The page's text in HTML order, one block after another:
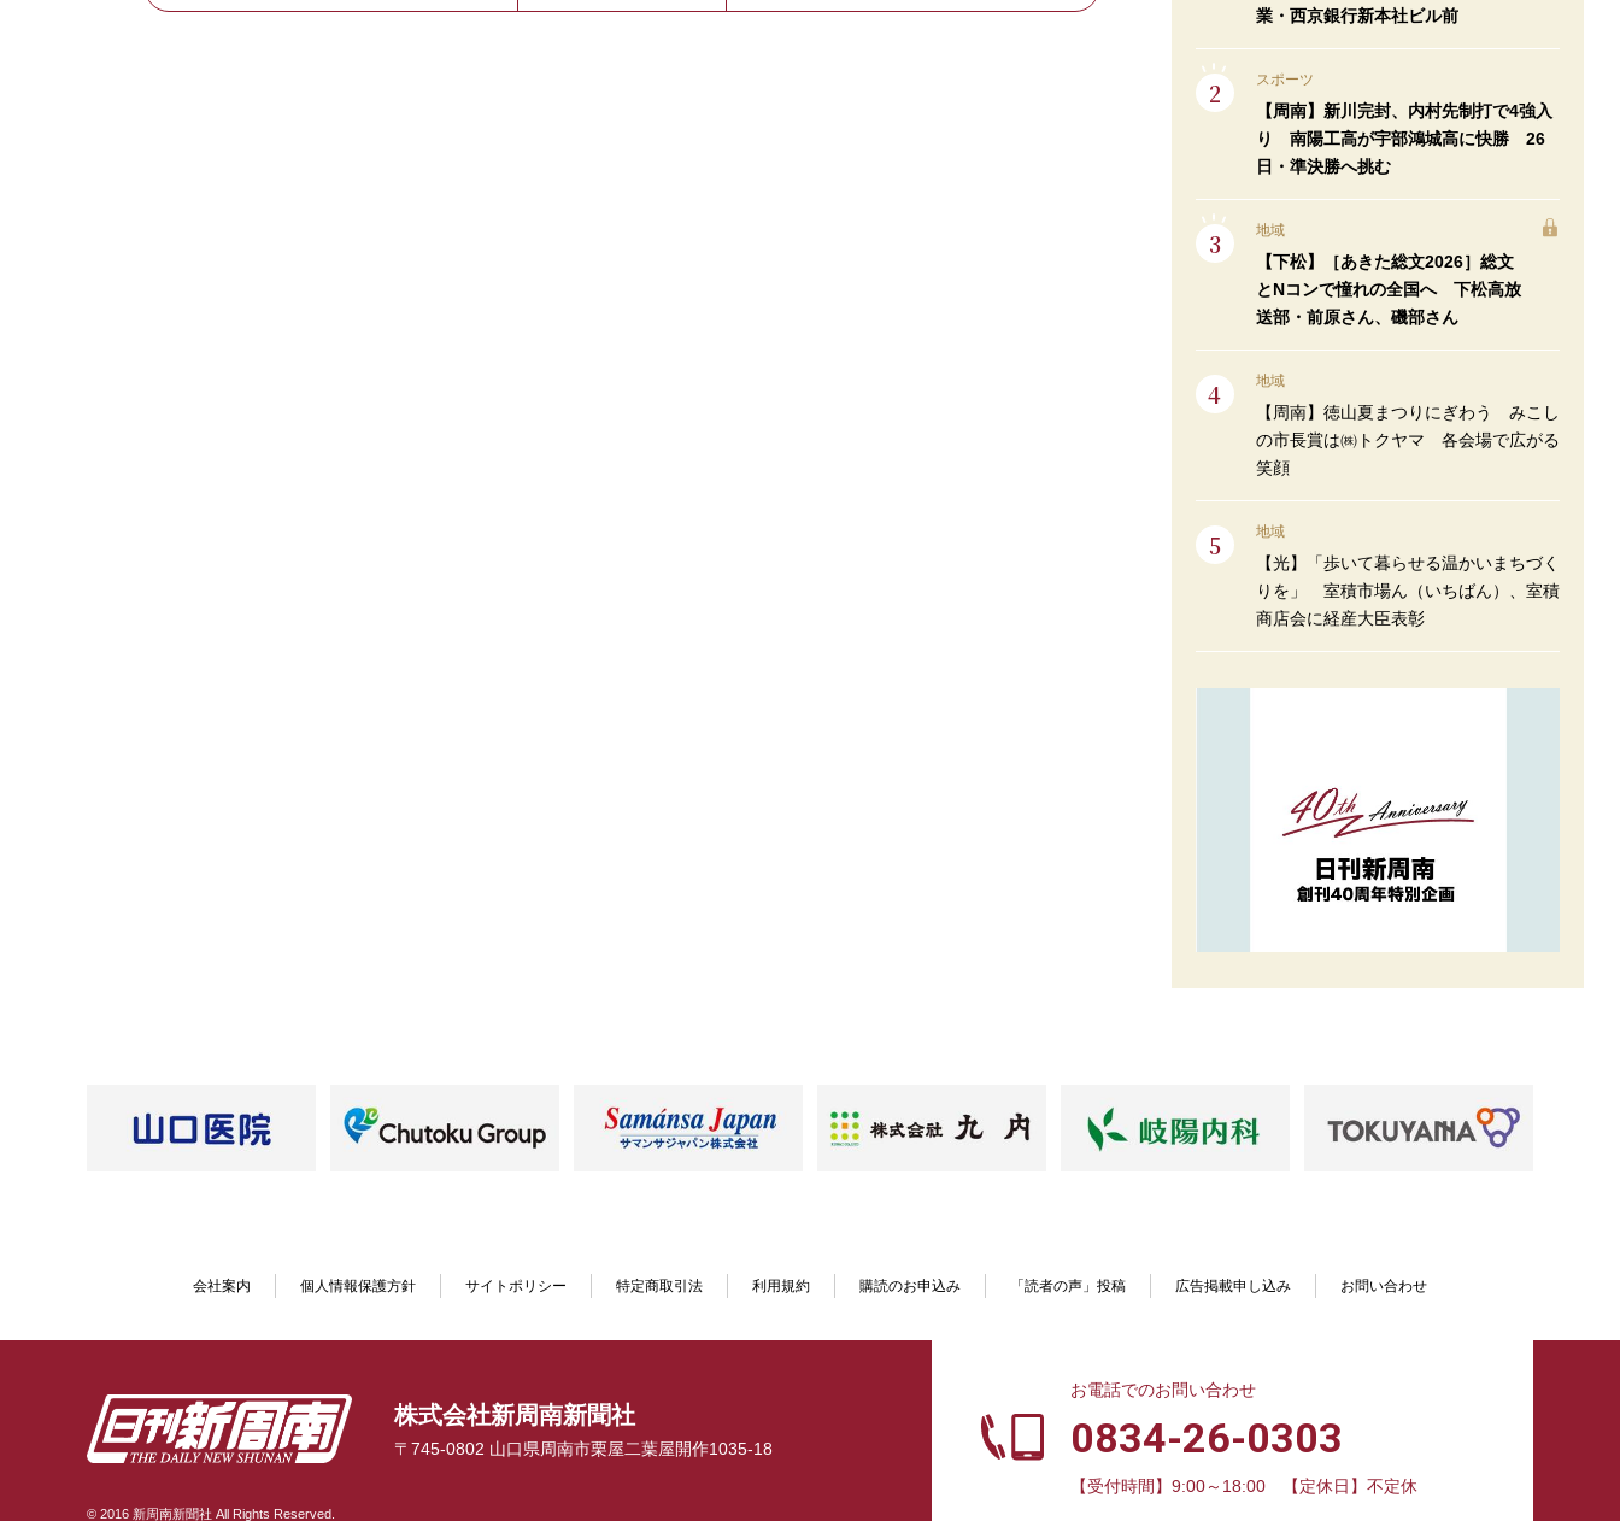
業・西京銀行新本社ビル前
スポーツ
【周南】新川完封、内村先制打で4強入
り 南陽工高が宇部鴻城高に快勝 26
日・準決勝へ挑む
地域
【下松】［あきた総文2026］総文
とNコンで憧れの全国へ 下松高放
送部・前原さん、磯部さん
地域
【周南】徳山夏まつりにぎわう みこし
の市長賞は㈱トクヤマ 各会場で広がる
笑顔
地域
【光】「歩いて暮らせる温かいまちづく
りを」 室積市場ん（いちばん）、室積
商店会に経産大臣表彰
会社案内 個人情報保護方針 サイトポリシー 特定商取引法 利用規約 購読のお申込み 「読者の声」投稿 広告掲載申し込み お問い合わせ
お電話でのお問い合わせ
0834-26-0303
【受付時間】9:00～18:00 【定休日】不定休
株式会社新周南新聞社
〒745-0802 山口県周南市栗屋二葉屋開作1035-18
© 2016 新周南新聞社 All Rights Reserved.